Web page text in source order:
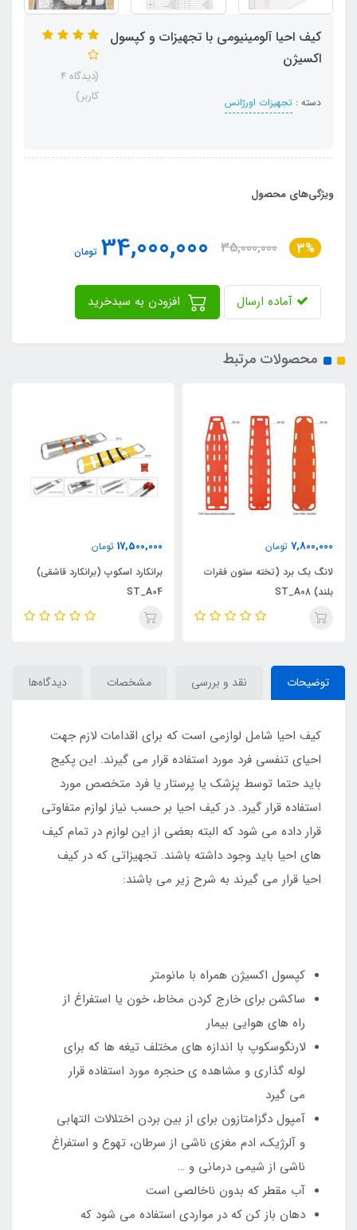
کیف احیا آلومینیومی‌ با تجهیزات و کپسول
اکسیژن
دسته : تجهیزات اورژانس
(دیدگاه 4
کاربر)
ویژگی‌های محصول
3%
35,000,000
34,000,000 تومان
آماده ارسال
محصولات مرتبط
7,800,000 تومان
لانگ بک برد (تخته ستون فقرات
بلند) ST_A08
17,500,000 تومان
برانکارد اسکوپ (برانکارد قاشقی)
ST_A04
توضیحات نقد و بررسی مشخصات دیدگاه‌ها
کیف احیا شامل لوازمی است که برای اقدامات لازم جهت
احیای تنفسی فرد مورد استفاده قرار می گیرند. این پکیج
باید حتما توسط پزشک یا پرستار یا فرد متخصص مورد
استفاده قرار گیرد. در کیف احیا بر حسب نیاز لوازم متفاوتی
قرار داده می شود که البته بعضی از این لوازم در تمام کیف
های احیا باید وجود داشته باشند. تجهیزاتی که در کیف
احیا قرار می گیرند به شرح زیر می باشند:
کپسول اکسیژن همراه با مانومتر
ساکشن برای خارج کردن مخاط، خون یا استفراغ از
راه های هوایی بیمار
لارنگوسکوپ با اندازه های مختلف تیغه ها که برای
لوله گذاری و مشاهده ی حنجره مورد استفاده قرار
می گیرد
آمپول دگزامتازون برای از بین بردن اختلالات التهابی
و آلرژیک، ادم مغزی ناشی از سرطان، تهوع و استفراغ
ناشی از شیمی درمانی و …
آب مقطر که بدون ناخالصی است
دهان باز کن که در مواردی استفاده می شود که